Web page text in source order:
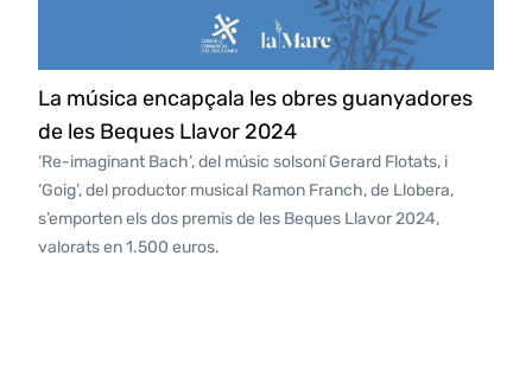
La música encapçala les obres guanyadores
de les Beques Llavor 2024
‘Re-imaginant Bach’, del músic solsoní Gerard Flotats, i
‘Goig’, del productor musical Ramon Franch, de Llobera,
s’emporten els dos premis de les Beques Llavor 2024,
valorats en 1.500 euros.